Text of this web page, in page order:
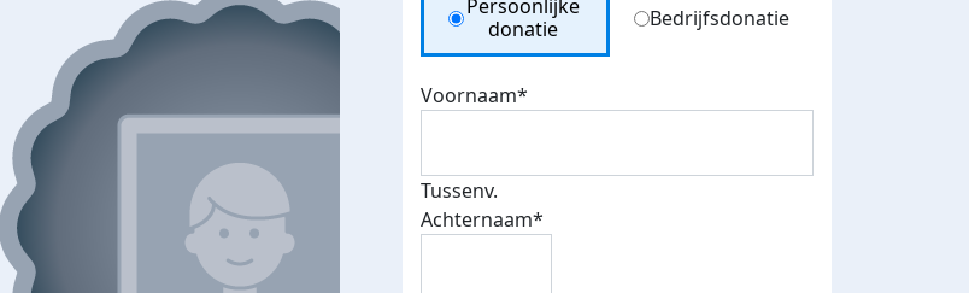
Persoonlijke
donatie
Bedrijfsdonatie
Voornaam*
Tussenv.
Achternaam*